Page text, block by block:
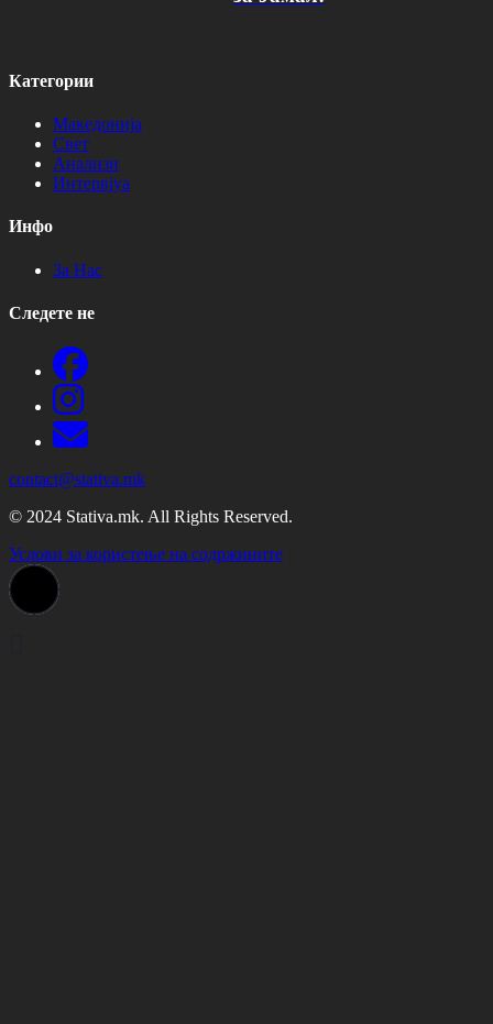
Категории
Македонија
Свет
Анализи
Интервјуа
Инфо
За Нас
Следете не
contact@stativa.mk
© 2024 Stativa.mk. All Rights Reserved.
Услови за користење на содржините